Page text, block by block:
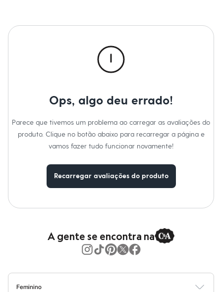
Plus size
Blusas e Camisetas
Dia dos Pais
Inverno
Novidades
Camisetas e Regatas
Casacos e Jaquetas
Jeans
Polos
Chapéus e Bonés
Relógios
Calçados
Botas
Ops, algo deu errado!
Parece que tivemos um problema ao carregar as avaliações do
produto. Clique no botão abaixo para recarregar a página e
vamos fazer tudo funcionar novamente!
Recarregar avaliações do produto
A gente se encontra na
Feminino